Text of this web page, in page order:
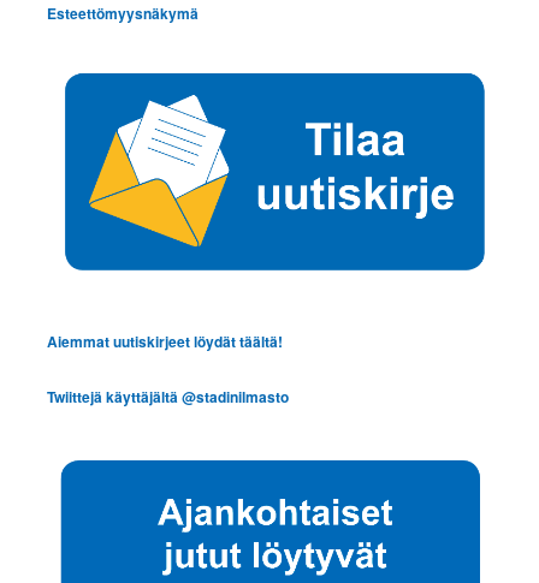
Esteettömyysnäkymä
Aiemmat uutiskirjeet löydät täältä!
Twiittejä käyttäjältä @stadinilmasto